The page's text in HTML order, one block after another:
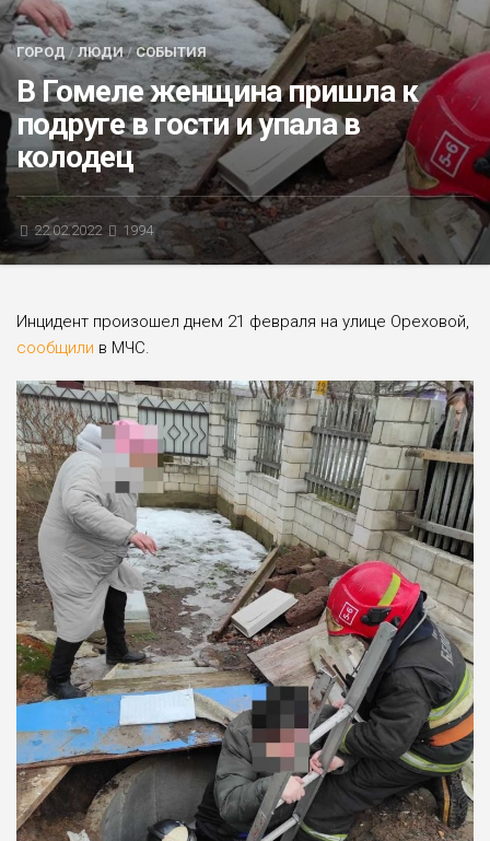
БЛИЦ-ОПРОС
АФИША
ГОРОД /ЛЮДИ/СОБЫТИЯ
В Гомеле женщина пришла к
подруге в гости и упала в
колодец
22.02.2022 1994
Инцидент произошел днем 21 февраля на улице Ореховой,
сообщили в МЧС.